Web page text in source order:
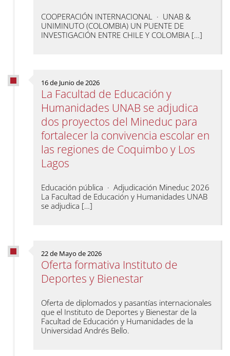
COOPERACIÓN INTERNACIONAL · UNAB &
UNIMINUTO (COLOMBIA) UN PUENTE DE
INVESTIGACIÓN ENTRE CHILE Y COLOMBIA […]
16 de Junio de 2026
La Facultad de Educación y
Humanidades UNAB se adjudica
dos proyectos del Mineduc para
fortalecer la convivencia escolar en
las regiones de Coquimbo y Los
Lagos
Educación pública · Adjudicación Mineduc 2026
La Facultad de Educación y Humanidades UNAB
se adjudica […]
22 de Mayo de 2026
Oferta formativa Instituto de
Deportes y Bienestar
Oferta de diplomados y pasantías internacionales
que el Instituto de Deportes y Bienestar de la
Facultad de Educación y Humanidades de la
Universidad Andrés Bello.